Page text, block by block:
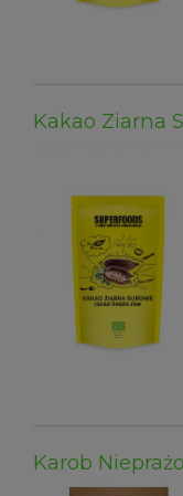
Kakao Ziarna
Karob